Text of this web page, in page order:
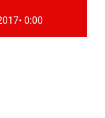
0:00